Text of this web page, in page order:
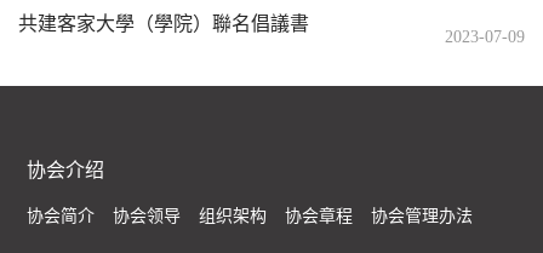
共建客家大學（學院）聯名倡議書
2023-07-09
协会介绍
协会简介 协会领导 组织架构 协会章程 协会管理办法